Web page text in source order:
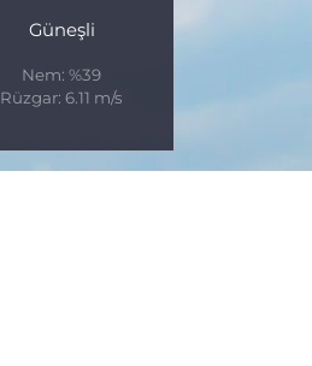
Güneşli
Nem: %39
Rüzgar: 6.11 m/s